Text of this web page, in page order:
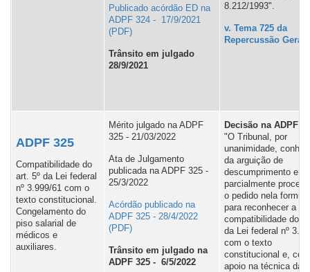
Publicado acórdão ED na
ADPF 324 - 17/9/2021
Trânsito em julgado
28/9/2021
8.212/1993".
v. Tema 725 da
Repercussão Geral
ADPF 325
Compatibilidade do
art. 5º da Lei federal
nº 3.999/61 com o
texto constitucional.
Congelamento do
piso salarial de
médicos e
auxiliares.
Mérito julgado na ADPF
325 - 21/03/2022
Ata de Julgamento
publicada na ADPF 325 -
25/3/2022
Acórdão publicado na
ADPF 325 - 28/4/2022
Trânsito em julgado na
ADPF 325 - 6/5/2022
Decisão na ADPF
"O Tribunal, por
unanimidade,
da arguição de
descumprimento e
parcialmente
o pedido nela
para reconhecer a
compatibilidade do
da Lei federal nº
com o texto
constitucional e, com
apoio na técnica da